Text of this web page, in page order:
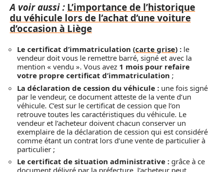
A voir aussi : L’importance de l’historique
du véhicule lors de l’achat d’une voiture
d’occasion à Liège
Le certificat d’immatriculation (carte grise) : le
vendeur doit vous le remettre barré, signé et avec la
mention « vendu ». Vous avez 1 mois pour refaire
votre propre certificat d’immatriculation ;
La déclaration de cession du véhicule : une fois signé
par le vendeur, ce document atteste de la vente d’un
véhicule. C’est sur le certificat de cession que l’on
retrouve toutes les caractéristiques du véhicule. Le
vendeur et l’acheteur doivent chacun conserver un
exemplaire de la déclaration de cession qui est considéré
comme étant un contrat lors d’une vente de particulier à
particulier ;
Le certificat de situation administrative : grâce à ce
document délivré par la préfecture, l’acheteur peut